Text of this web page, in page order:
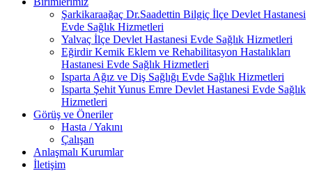
Şarkikaraağaç Dr.Saadettin Bilgiç İlçe Devlet Hastanesi
Evde Sağlık Hizmetleri
Yalvaç İlçe Devlet Hastanesi Evde Sağlık Hizmetleri
Eğirdir Kemik Eklem ve Rehabilitasyon Hastalıkları
Hastanesi Evde Sağlık Hizmetleri
Isparta Ağız ve Diş Sağlığı Evde Sağlık Hizmetleri
Isparta Şehit Yunus Emre Devlet Hastanesi Evde Sağlık
Hizmetleri
Görüş ve Öneriler
Hasta / Yakını
Çalışan
Anlaşmalı Kurumlar
İletişim